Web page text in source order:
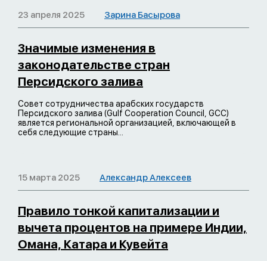
23 апреля 2025 Зарина Басырова
Значимые изменения в
законодательстве стран
Персидского залива
Совет сотрудничества арабских государств
Персидского залива (Gulf Cooperation Council, GCC)
является региональной организацией, включающей в
себя следующие страны...
15 марта 2025 Александр Алексеев
Правило тонкой капитализации и
вычета процентов на примере Индии,
Омана, Катара и Кувейта